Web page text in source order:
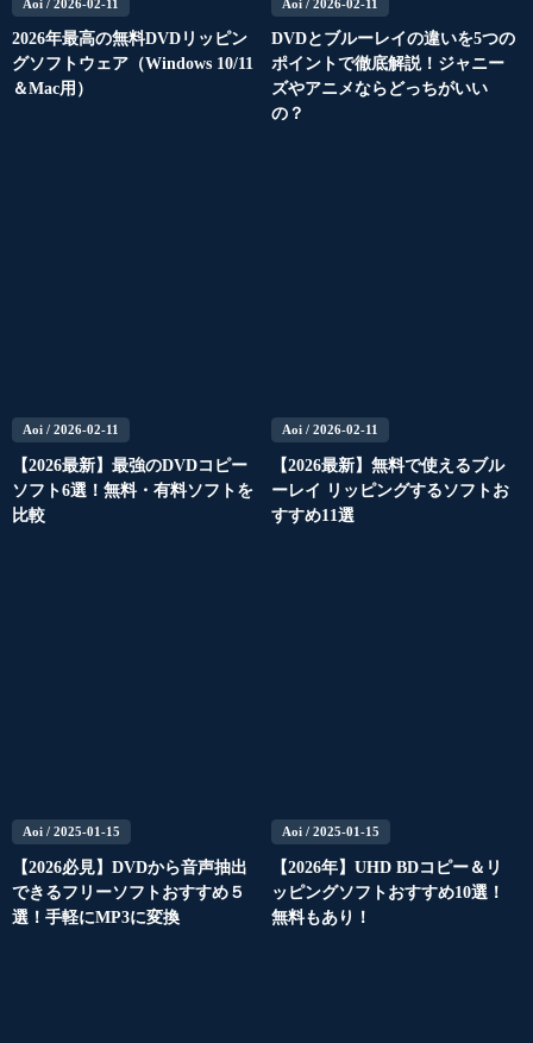
Aoi / 2026-02-11
2026年最高の無料DVDリッピン
グソフトウェア（Windows 10/11
＆Mac用）
Aoi/ 2026-02-11
DVDとブルーレイの違いを5つの
ポイントで徹底解説！ジャニー
ズやアニメならどっちがいい
の？
Aoi / 2026-02-11
【2026最新】最強のDVDコピー
ソフト6選！無料・有料ソフトを
比較
Aoi/ 2026-02-11
【2026最新】無料で使えるブル
ーレイ リッピングするソフトお
すすめ11選
Aoi / 2025-01-15
【2026必見】DVDから音声抽出
できるフリーソフトおすすめ５
選！手軽にMP3に変換
Aoi/ 2025-01-15
【2026年】UHD BDコピー＆リ
ッピングソフトおすすめ10選！
無料もあり！